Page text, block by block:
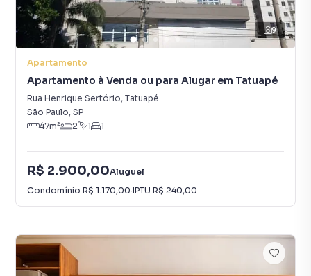
9
Apartamento
Apartamento à Venda ou para Alugar em Tatuapé
Rua Henrique Sertório, Tatuapé
São Paulo, SP
47m² 2 1 1
R$ 2.900,00Aluguel
Condomínio R$ 1.170,00·IPTU R$ 240,00